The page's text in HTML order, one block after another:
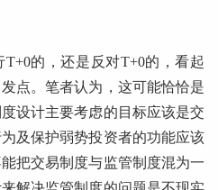
的，还是反对T+0的，看起
点。笔者认为，这可能恰恰是
设计主要考虑的目标应该是交
及保护弱势投资者的功能应该
把交易制度与监管制度混为一